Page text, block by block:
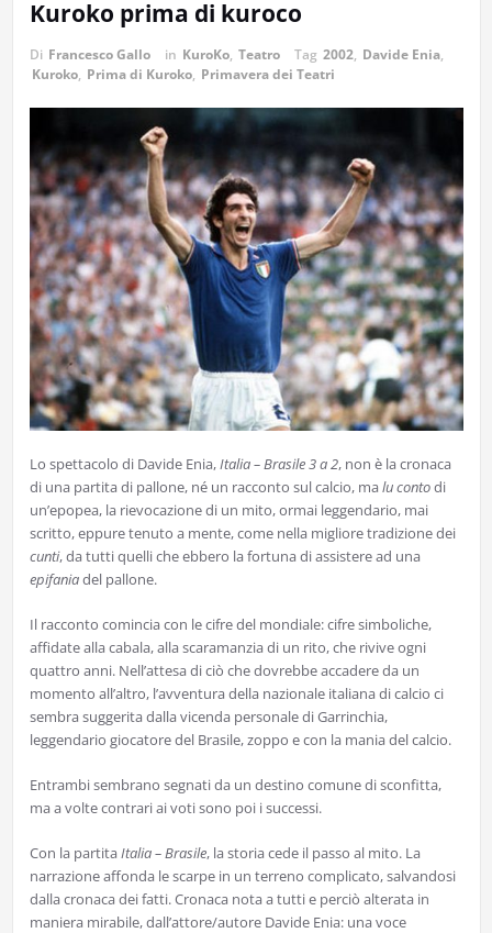
Kuroko prima di kuroco
Di Francesco Gallo in KuroKo, Teatro Tag 2002, Davide Enia,
Kuroko, Prima di Kuroko, Primavera dei Teatri
Lo spettacolo di Davide Enia,Italia – Brasile 3 a 2, non è la cronaca
di una partita di pallone, né un racconto sul calcio, malu contodi
un’epopea, la rievocazione di un mito, ormai leggendario, mai
scritto, eppure tenuto a mente, come nella migliore tradizione dei
cunti, da tutti quelli che ebbero la fortuna di assistere ad una
epifaniadel pallone.
Il racconto comincia con le cifre del mondiale: cifre simboliche,
affidate alla cabala, alla scaramanzia di un rito, che rivive ogni
quattro anni. Nell’attesa di ciò che dovrebbe accadere da un
momento all’altro, l’avventura della nazionale italiana di calcio ci
sembra suggerita dalla vicenda personale di Garrinchia,
leggendario giocatore del Brasile, zoppo e con la mania del calcio.
Entrambi sembrano segnati da un destino comune di sconfitta,
ma a volte contrari ai voti sono poi i successi.
Con la partitaItalia – Brasile, la storia cede il passo al mito. La
narrazione affonda le scarpe in un terreno complicato, salvandosi
dalla cronaca dei fatti. Cronaca nota a tutti e perciò alterata in
maniera mirabile, dall’attore/autore Davide Enia: una voce